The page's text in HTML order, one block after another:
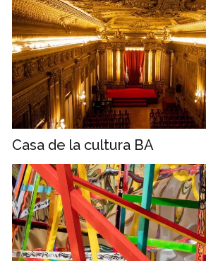
Casa de la cultura BA